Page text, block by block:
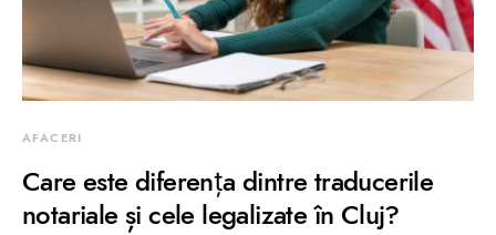
AFACERI
Care este diferența dintre traducerile
notariale și cele legalizate în Cluj?